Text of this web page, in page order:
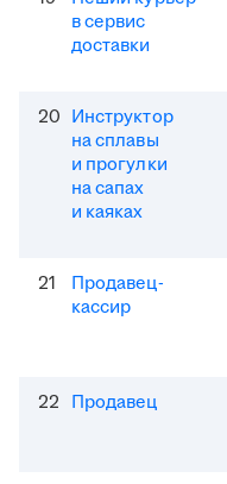
в сервис
доставки
20 Инструктор
на сплавы
и прогулки
на сапах
и каяках
21
Продавец-
кассир
22 Продавец